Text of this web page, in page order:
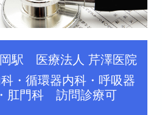
駅 医療法人 芹澤医院
・循環器内科・呼吸器
肛門科 訪問診療可